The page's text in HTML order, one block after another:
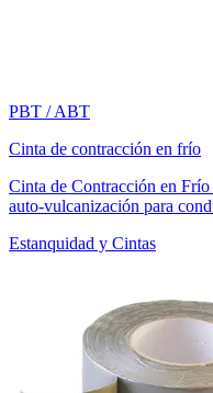
PBT / ABT
Cinta de contracción en frío
Cinta de Contracción en
auto-vulcanización para
Estanquidad y Cintas